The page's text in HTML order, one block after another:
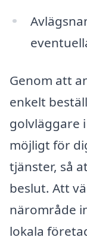
Genom att
enkelt
golvläggare
möjligt för
tjänster, så
beslut. Att
närområde
lokala